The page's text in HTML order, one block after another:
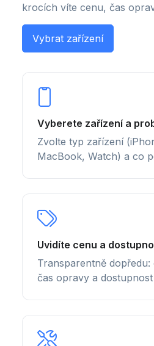
krocích víte cenu, čas
Vybrat zařízení
Vyberete zařízení a
Zvolte typ zařízení
MacBook, Watch) a co
Uvidíte cenu a
Transparentně
čas opravy a dostupnost